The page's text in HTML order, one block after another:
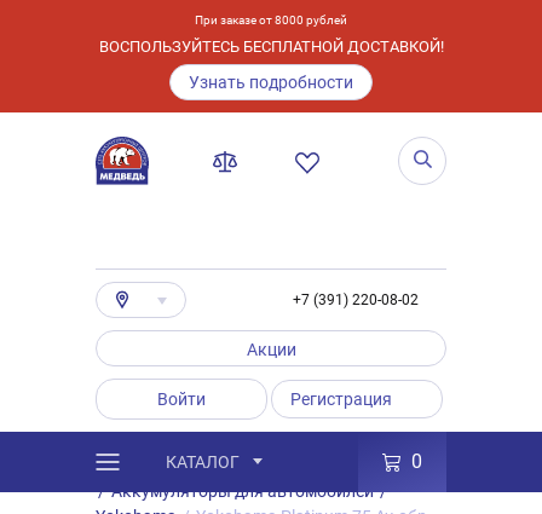
При заказе от 8000 рублей
ВОСПОЛЬЗУЙТЕСЬ БЕСПЛАТНОЙ ДОСТАВКОЙ!
Узнать подробности
+7 (391) 220-08-02
Акции
Войти Регистрация
КАТАЛОГ 0
Каталог / Товары
Аккумуляторы
/ Аккумуляторы для автомобилей /